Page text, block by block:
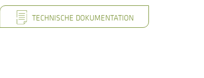
TECHNISCHE DOKUMENTATION